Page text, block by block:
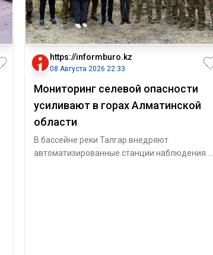
https://informburo.kz
08 Августа 2026 22:33
Мониторинг селевой опасности
усиливают в горах Алматинской
области
В бассейне реки Талгар внедряют
автоматизированные станции наблюдения и